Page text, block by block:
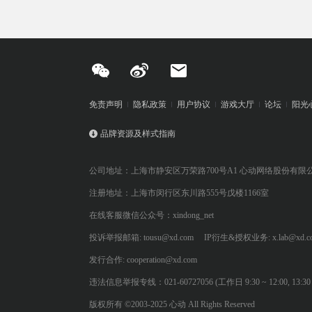
免责声明 隐私政策 用户协议 游戏大厅 论坛 阳光
品牌资源及样式指南
公司地址：上海市静安区万荣路700号A1 心动网络股份有限
注册地址：上海市闵行区东川路555号戊楼1166室
在线客服微信公众号：xindong_net
投诉举报邮箱: tousu@xd.com IP衍生&授权业务:
发行合作: cooperation@xd.com
违法信息举报专线：021-60727056 (工作日 9:30 ~ 12:00, 13:30
版权所有 ©2003-2025 心动 All Rights Reserved